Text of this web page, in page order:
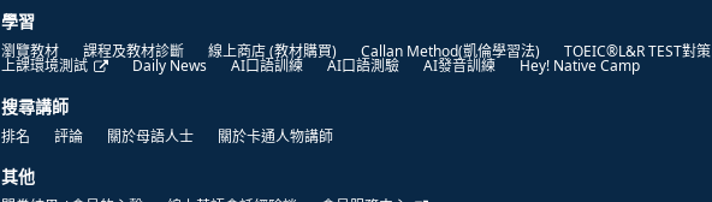
學習
瀏覽教材 課程及教材診斷 線上商店 (教材購買) Callan Method(凱倫學習法) TOEIC®L&R TEST對策
上課環境測試 Daily News AI口語訓練 AI口語測驗 AI發音訓練 Hey! Native Camp
搜尋講師
排名 評論 關於母語人士 關於卡通人物講師
其他